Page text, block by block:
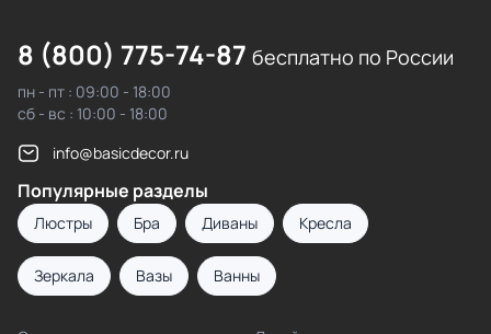
8 (800) 775-74-87 бесплатно по России
пн - пт : 09:00 - 18:00
сб - вс : 10:00 - 18:00
info@basicdecor.ru
Популярные разделы
Люстры Бра Диваны Кресла
Зеркала Вазы Ванны